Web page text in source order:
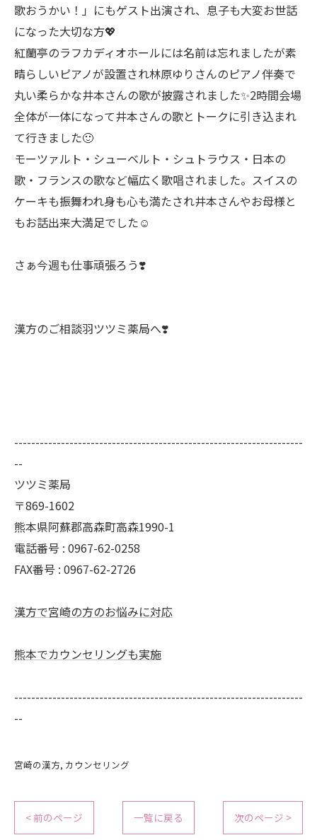
歌おうかい！」にもゲスト出演され、息子も大変お世話
になった大切な方💖
紅蘭亭のラフカディオホールには名前は忘れましたが素
晴らしいピアノが設置され林原ゆりさんのピアノ伴奏で
丸い柔らかな井本さんの歌が披露されました✨2時間会場
全体が一体になって井本さんの歌とトークに引き込まれ
て行きました🙂
モーツァルト・シューベルト・シュトラウス・日本の
歌・フランスの歌など幅広く歌唱されました。スイスの
ケーキも振舞われ身も心も満たされ井本さんやお母様と
もお話出来大満足でした☺️
さぁ今週も仕事頑張ろう❣️
漢方のご相談羽ツツミ薬局へ❣️
--------------------------------------------------------------------
--
ツツミ薬局
〒869-1602
熊本県阿蘇郡高森町高森1990-1
電話番号 : 0967-62-0258
FAX番号 : 0967-62-2726
漢方で宮崎の方のお悩みに対応
熊本でカウンセリングも実施
--------------------------------------------------------------------
--
宮崎の漢方 カウンセリング
< 前のページ 一覧に戻る 次のページ >